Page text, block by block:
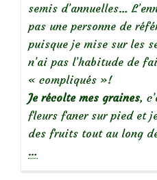
semis d’annuelles…
pas une personne de
puisque je mise sur les
n’ai pas l’habitude de
« compliqués »!
Je récolte mes graines,
fleurs faner sur pied et
des fruits tout au long
…